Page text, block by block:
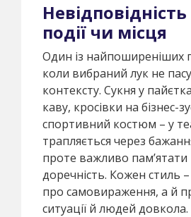
події чи місця
Один із найпоширеніших
коли вибраний лук не
контексту. Сукня у
каву, кросівки на бізнес-
спортивний костюм – у
трапляється через
проте важливо пам’ятати
доречність. Кожен стиль
про самовираження, а й
ситуації й людей довкола.